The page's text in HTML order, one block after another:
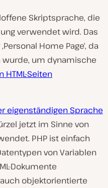
Skriptsprache, die
verwendet wird. Das
Home Page‘, da
wurde, um dynamische
Seiten
eigenständigen Sprache
jetzt im Sinne von
PHP ist einfach
von Variablen
Dokumente
objektorientierte